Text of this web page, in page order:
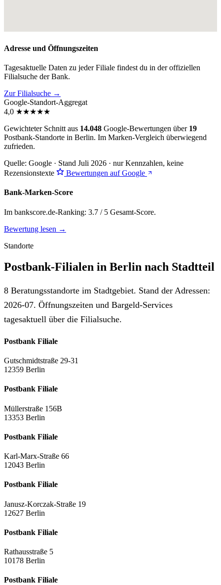
Adresse und Öffnungszeiten
Tagesaktuelle Daten zu jeder Filiale findest du in der offiziellen
Filialsuche der Bank.
Zur Filialsuche →
Google-Standort-Aggregat
4,0 ★★★★★
Gewichteter Schnitt aus 14.048 Google-Bewertungen über 19
Postbank-Standorte in Berlin. Im Marken-Vergleich überwiegend
zufrieden.
Quelle: Google · Stand Juli 2026 · nur Kennzahlen, keine
Rezensionstexte
Bewertungen auf Google
Bank-Marken-Score
Im bankscore.de-Ranking: 3.7 / 5 Gesamt-Score.
Bewertung lesen →
Standorte
Postbank-Filialen in Berlin nach Stadtteil
8 Beratungsstandorte im Stadtgebiet. Stand der Adressen:
2026-07. Öffnungszeiten und Bargeld-Services
tagesaktuell über die Filialsuche.
Postbank Filiale
Gutschmidtstraße 29-31
12359 Berlin
Postbank Filiale
Müllerstraße 156B
13353 Berlin
Postbank Filiale
Karl-Marx-Straße 66
12043 Berlin
Postbank Filiale
Janusz-Korczak-Straße 19
12627 Berlin
Postbank Filiale
Rathausstraße 5
10178 Berlin
Postbank Filiale